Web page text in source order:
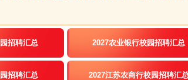
招聘汇总 2027农业银行校园招聘汇总
招聘汇总 2027江苏农商行校园招聘汇